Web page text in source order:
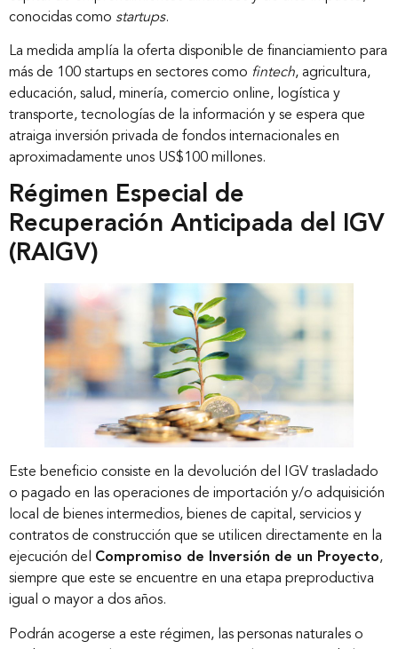
Inicio
Nosotros
Nuestros servicios
conocidas como startups.
La medida amplía la oferta disponible de financiamiento para
más de 100 startups en sectores como fintech, agricultura,
educación, salud, minería, comercio online, logística y
transporte, tecnologías de la información y se espera que
atraiga inversión privada de fondos internacionales en
aproximadamente unos US$100 millones.
Régimen Especial de
Recuperación Anticipada del IGV
(RAIGV)
Este beneficio consiste en la devolución del IGV trasladado
o pagado en las operaciones de importación y/o adquisición
local de bienes intermedios, bienes de capital, servicios y
contratos de construcción que se utilicen directamente en la
ejecución del Compromiso de Inversión de un Proyecto,
siempre que este se encuentre en una etapa preproductiva
igual o mayor a dos años.
Podrán acogerse a este régimen, las personas naturales o